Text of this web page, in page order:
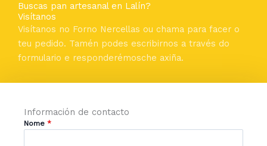
Buscas pan artesanal en Lalín?
Visítanos
Visítanos no Forno Nercellas ou chama para facer o
teu pedido. Tamén podes escribirnos a través do
formulario e responderémosche axiña.
Información de contacto
Nome *